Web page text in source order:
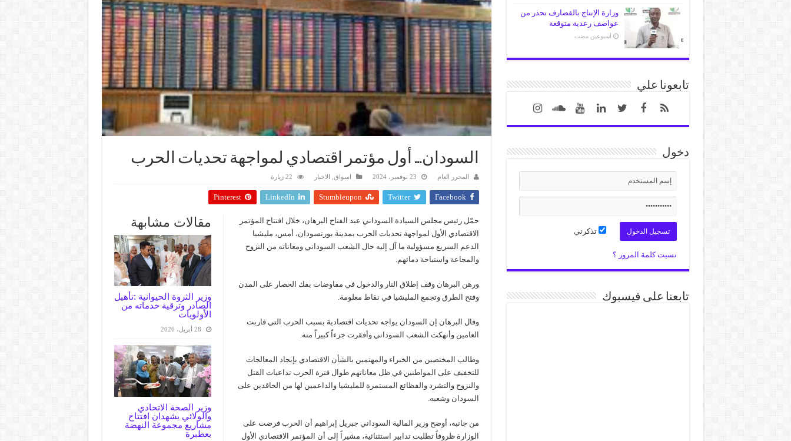
السودان… أول مؤتمر اقتصادي لمواجهة تحديات الحرب
المحرر العام 23 نوفمبر، 2024 اسواق الاخبار 22 زيارة
Facebook
Twitter
Stumbleupon
LinkedIn
Pinterest
مقالات مشابهة
وزير الثروة الحيوانية :تأهيل
الصادر وترقية خدماته من
الأولويات
28 أبريل، 2026
وزير الصحة الاتحادي
والولائي يشهدان افتتاح
مشاريع مجموعة النهضة
بعطبرة
حمّل رئيس مجلس السيادة السوداني عبد الفتاح البرهان، خلال افتتاح المؤتمر
الاقتصادي الأول لمواجهة تحديات الحرب بمدينة بورتسودان، أمس، مليشيا
الدعم السريع مسؤولية ما آل إليه حال الشعب السوداني ومعاناته من النزوح
والمجاعة واستباحة دمائهم.
ورهن البرهان وقف إطلاق النار والدخول في مفاوضات بفك الحصار على المدن
وفتح الطرق وتجمع المليشيا في نقاط معلومة.
وقال البرهان إن السودان يواجه تحديات اقتصادية بسبب الحرب التي قاربت
العامين وأنهكت الشعب السوداني وأفقرت جزءاً كبيراً منه.
وطالب المختصين من الخبراء والمهتمين بالشأن الاقتصادي بإيجاد المعالجات
للتخفيف على المواطنين في ظل معاناتهم طوال فترة الحرب تداعيات القتل
والنزوح والتشرد والفظائع المستمرة للمليشيا والداعمين لها من الحاقدين على
السودان وشعبه.
من جانبه، أوضح وزير المالية السوداني جبريل إبراهيم أن الحرب فرضت على
الوزارة ظروفاً تطلبت تدابير استثنائية، مشيراً إلى أن المؤتمر الاقتصادي الأول
وزارة الإنتاج بالقضارف تحذر من
عواصف رعدية متوقعة
‏أسبوعين مضت
تابعونا علي
دخول
تذكرني
نسيت كلمة المرور ؟
تابعنا على فيسبوك